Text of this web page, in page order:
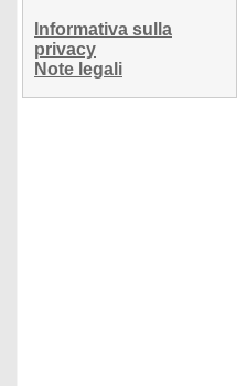
Informativa sulla
privacy
Note legali